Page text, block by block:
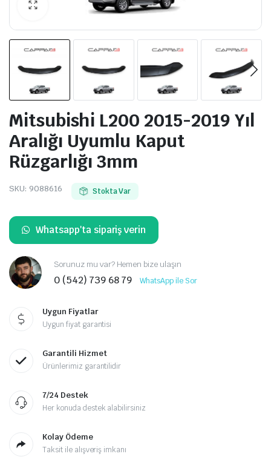
Mitsubishi L200 2015-2019 Yıl
Aralığı Uyumlu Kaput
Rüzgarlığı 3mm
SKU: 9088616 Stokta Var
Whatsapp'ta sipariş verin
Sorunuz mu var? Hemen bize ulaşın
0 (542) 739 68 79 WhatsApp ile Sor
Uygun Fiyatlar
Uygun fiyat garantisi
Garantili Hizmet
Ürünlerimiz garantilidir
7/24 Destek
Her konuda destek alabilirsiniz
Kolay Ödeme
Taksit ile alışveriş imkanı